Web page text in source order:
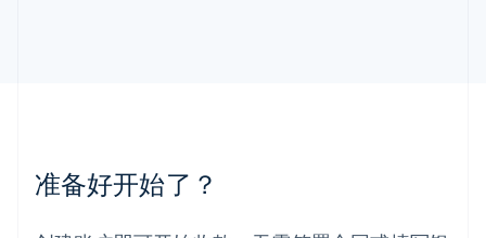
准备好开始了？
墨西哥
EspañolEnglish
English